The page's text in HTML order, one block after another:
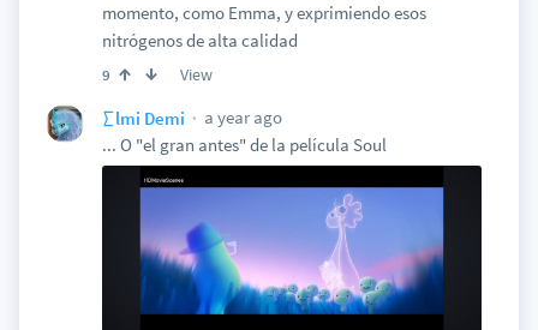
momento, como Emma, y exprimiendo esos
nitrógenos de alta calidad
9 View
∑lmi Demi
a year ago
... O "el gran antes" de la película Soul